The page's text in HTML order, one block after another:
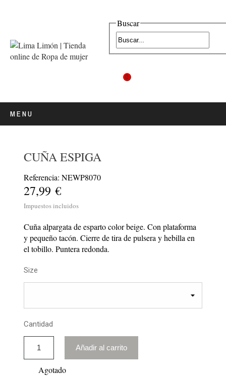
Buscar
0
MENU
CUÑA ESPIGA
Referencia: NEWP8070
27,99 €
Impuestos incluidos
Cuña alpargata de esparto color beige. Con plataforma
y pequeño tacón. Cierre de tira de pulsera y hebilla en
el tobillo. Puntera redonda.
Size
Cantidad
Añadir al carrito
Agotado